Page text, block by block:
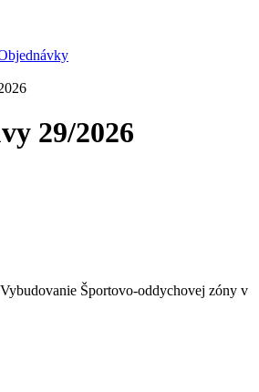
29/2026
Športovo-oddychovej zóny v